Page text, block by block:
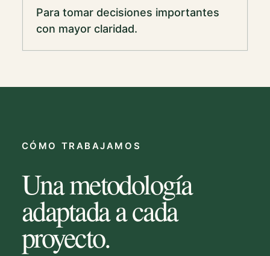
Para tomar decisiones importantes
con mayor claridad.
CÓMO TRABAJAMOS
Una metodología
adaptada a cada
proyecto.